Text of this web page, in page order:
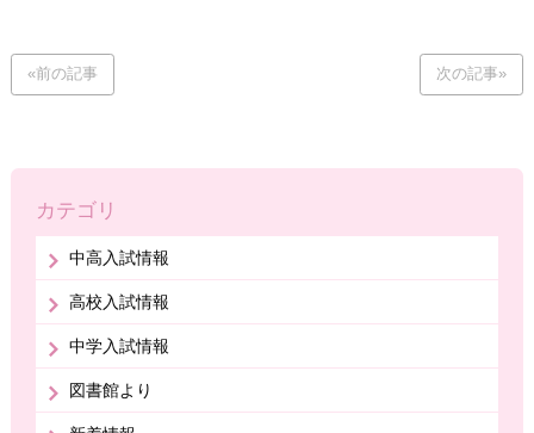
«前の記事 次の記事»
カテゴリ
中高入試情報
高校入試情報
中学入試情報
図書館より